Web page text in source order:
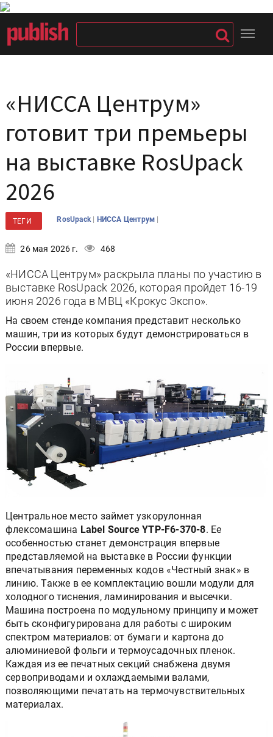
«НИССА Центрум»
готовит три премьеры
на выставке RosUpack
2026
ТЕГИ RosUpack | НИССА Центрум |
26 мая 2026 г. 468
«НИССА Центрум» раскрыла планы по участию в
выставке RosUpack 2026, которая пройдет 16-19
июня 2026 года в МВЦ «Крокус Экспо».
На своем стенде компания представит несколько
машин, три из которых будут демонстрироваться в
России впервые.
Центральное место займет узкорулонная
флексомашина Label Source YTP-F6-370-8. Ее
особенностью станет демонстрация впервые
представляемой на выставке в России функции
впечатывания переменных кодов «Честный знак» в
линию. Также в ее комплектацию вошли модули для
холодного тиснения, ламинирования и высечки.
Машина построена по модульному принципу и может
быть сконфигурирована для работы с широким
спектром материалов: от бумаги и картона до
алюминиевой фольги и термоусадочных пленок.
Каждая из ее печатных секций снабжена двумя
сервоприводами и охлаждаемыми валами,
позволяющими печатать на термочувствительных
материалах.